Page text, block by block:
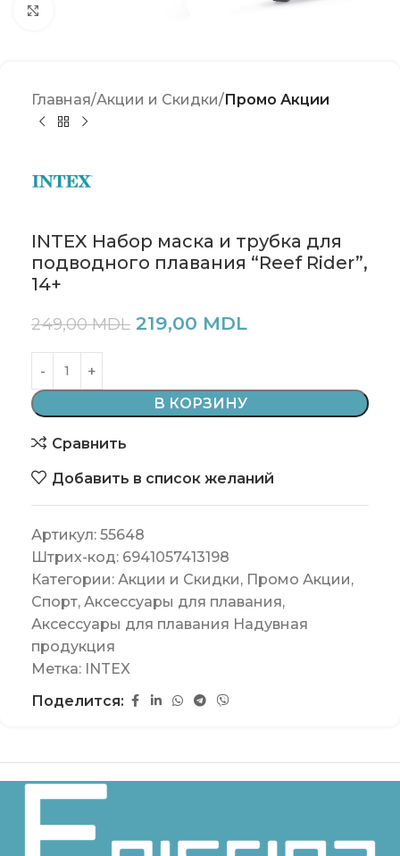
Главная Акции и Скидки Промо Акции
INTEX Набор маска и трубка для
подводного плавания “Reef Rider”,
14+
249,00MDL 219,00 MDL
В КОРЗИНУ
Сравнить
Добавить в список желаний
Артикул: 55648
Штрих-код: 6941057413198
Категории: Акции и Скидки, Промо Акции,
Спорт, Аксессуары для плавания,
Аксессуары для плавания Надувная
продукция
Метка: INTEX
Поделится: